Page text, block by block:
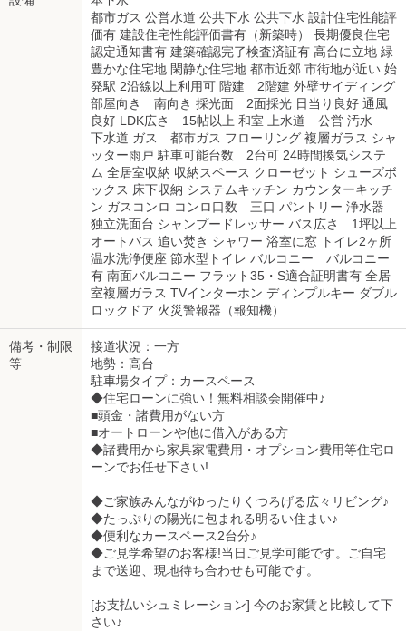
都市ガス 公営水道 公共下水 公共下水 設計住宅性能評
価有 建設住宅性能評価書有（新築時） 長期優良住宅
認定通知書有 建築確認完了検査済証有 高台に立地 緑
豊かな住宅地 閑静な住宅地 都市近郊 市街地が近い 始
発駅 2沿線以上利用可 階建 2階建 外壁サイディング
部屋向き 南向き 採光面 2面採光 日当り良好 通風
良好 LDK広さ 15帖以上 和室 上水道 公営 汚水
下水道 ガス 都市ガス フローリング 複層ガラス シャ
ッター雨戸 駐車可能台数 2台可 24時間換気システ
ム 全居室収納 収納スペース クローゼット シューズボ
ックス 床下収納 システムキッチン カウンターキッチ
ン ガスコンロ コンロ口数 三口 パントリー 浄水器
独立洗面台 シャンプードレッサー バス広さ 1坪以上
オートバス 追い焚き シャワー 浴室に窓 トイレ2ヶ所
温水洗浄便座 節水型トイレ バルコニー バルコニー
有 南面バルコニー フラット35・S適合証明書有 全居
室複層ガラス TVインターホン ディンプルキー ダブル
ロックドア 火災警報器（報知機）
備考・制限
等
接道状況：一方
地勢：高台
駐車場タイプ：カースペース
◆住宅ローンに強い！無料相談会開催中♪
■頭金・諸費用がない方
■オートローンや他に借入がある方
◆諸費用から家具家電費用・オプション費用等住宅ロ
ーンでお任せ下さい!
◆ご家族みんながゆったりくつろげる広々リビング♪
◆たっぷりの陽光に包まれる明るい住まい♪
◆便利なカースペース2台分♪
◆ご見学希望のお客様!当日ご見学可能です。ご自宅
まで送迎、現地待ち合わせも可能です。
[お支払いシュミレーション] 今のお家賃と比較して下
さい♪